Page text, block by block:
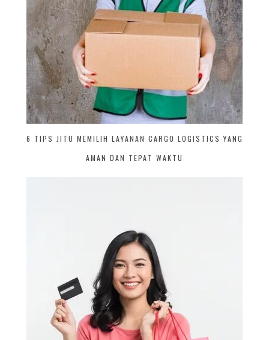
6 TIPS JITU MEMILIH LAYANAN CARGO LOGISTICS YANG
AMAN DAN TEPAT WAKTU